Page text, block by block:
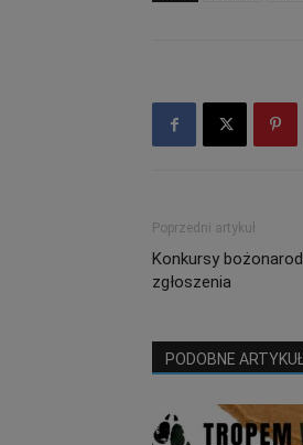
Poprzedni artykuł
Konkursy
zgłoszenia
PODOBNE